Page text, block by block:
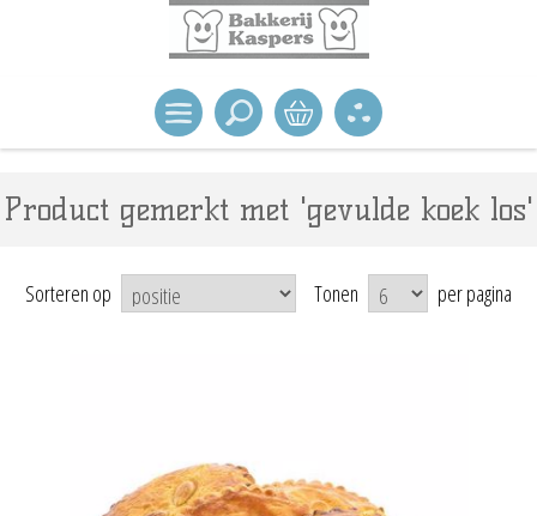
Product gemerkt met 'gevulde koek los'
Sorteren op Tonen per pagina